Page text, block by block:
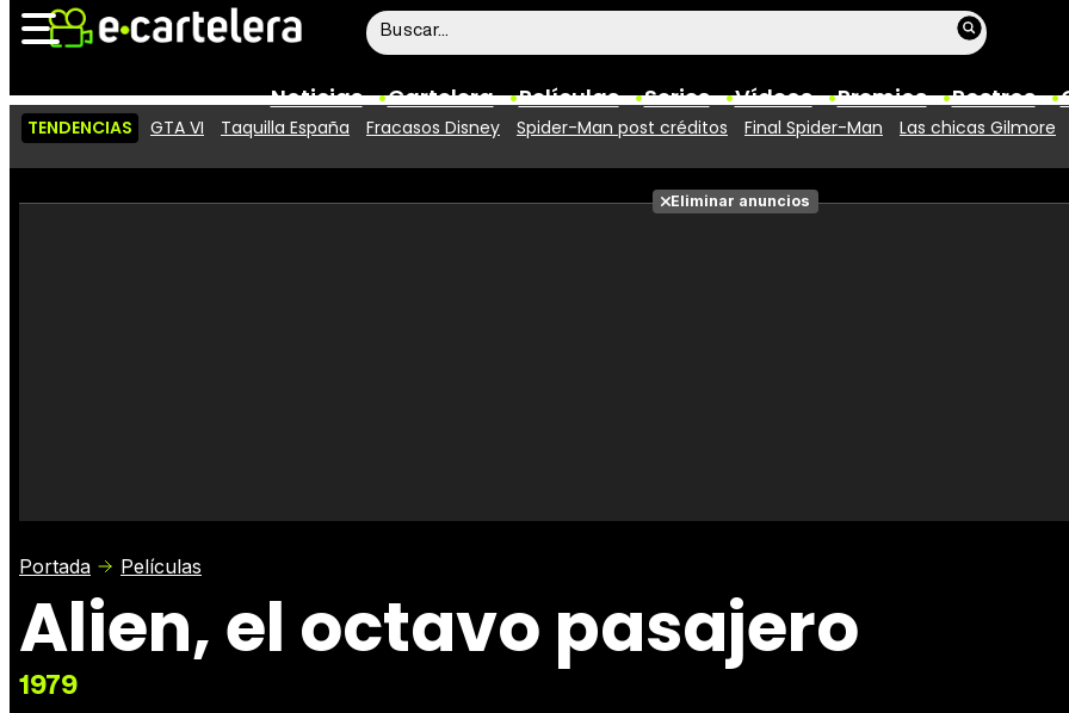
Noticias Cartelera Películas Series Vídeos Premios Rostros
Vídeos
Taquilla
Fotos
TENDENCIAS GTA VI Taquilla España Fracasos Disney Spider-Man post créditos Final Spider-Man Las chicas Gilmore
Eliminar anuncios
Portada Películas
Alien, el octavo pasajero
1979